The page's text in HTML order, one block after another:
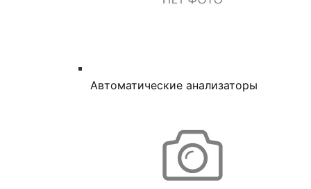
Автоматические анализаторы